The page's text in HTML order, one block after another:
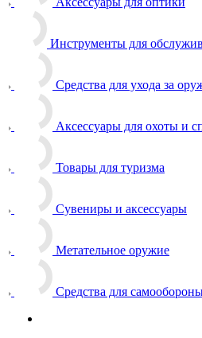
Инструменты для
Средства для ухода за
Аксессуары для охоты и
Товары для туризма
Сувениры и аксессуары
Метательное оружие
Средства для